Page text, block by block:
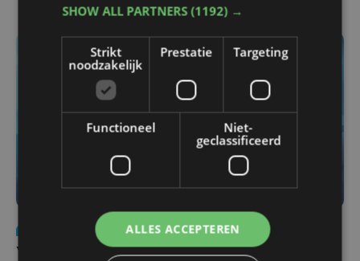
do 6 augustus | 21:30
Yaro (19), slachtoffer van vechtpartij, is na
SHOW ALL PARTNERS(1192) →
Strikt
noodzakelijk
Prestatie Targeting
Functioneel
Niet-
geclassificeerd
ALLES ACCEPTEREN